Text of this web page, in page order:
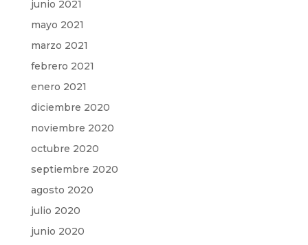
junio 2021
mayo 2021
marzo 2021
febrero 2021
enero 2021
diciembre 2020
noviembre 2020
octubre 2020
septiembre 2020
agosto 2020
julio 2020
junio 2020